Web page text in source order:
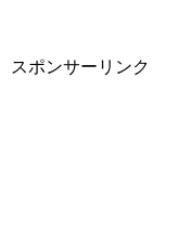
スポンサーリンク